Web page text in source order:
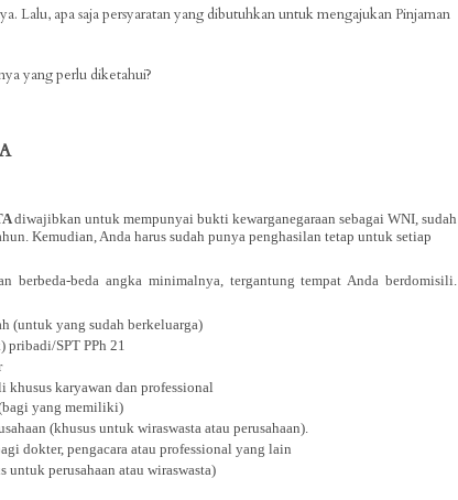
Lalu, apa saja persyaratan yang dibutuhkan untuk mengajukan Pinjaman
yang perlu diketahui?
diwajibkan untuk mempunyai bukti kewarganegaraan sebagai WNI, sudah
Kemudian, Anda harus sudah punya penghasilan tetap untuk setiap
berbeda-beda angka minimalnya, tergantung tempat Anda berdomisili.
(untuk yang sudah berkeluarga)
pribadi/SPT PPh 21
khusus karyawan dan professional
yang memiliki)
(khusus untuk wiraswasta atau perusahaan).
dokter, pengacara atau professional yang lain
perusahaan atau wiraswasta)